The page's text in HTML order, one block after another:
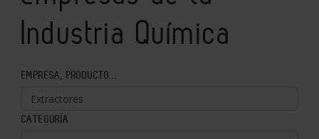
Industria Química
EMPRESA, PRODUCTO...
CATEGORÍA